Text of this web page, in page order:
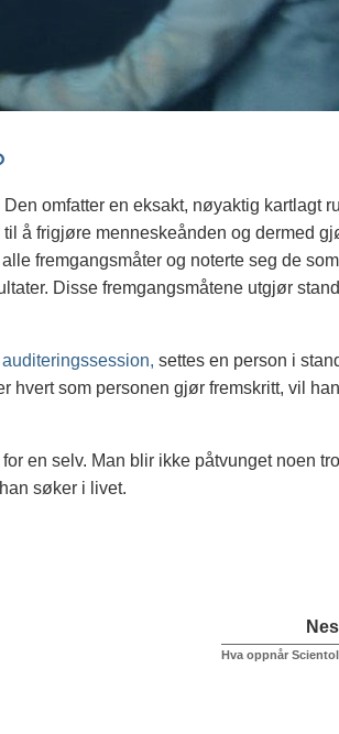
omfatter en eksakt, nøyaktig kartlagt
å frigjøre menneskeånden og dermed
fremgangsmåter og noterte seg de
Disse fremgangsmåtene utgjør
auditeringssession, settes en person i
hvert som personen gjør fremskritt, vil
en selv. Man blir ikke påtvunget noen
søker i livet.
Hva oppnår